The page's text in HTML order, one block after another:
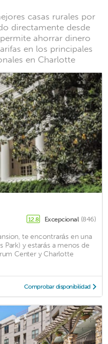
casas rurales por
directamente desde
ahorrar dinero
en los principales
en Charlotte
12.8 Excepcional (846)
te encontrarás en una
Park) y estarás a menos de
Center y Charlotte
Comprobar disponibilidad